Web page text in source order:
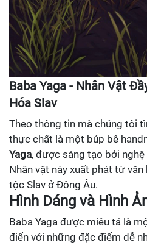
Baba Yaga - Nhân Vật
Hóa Slav
Theo thông tin mà chúng tôi
thực chất là một búp bê
Yaga, được sáng tạo bởi
Nhân vật này xuất phát từ
tộc Slav ở Đông Âu.
Hình Dáng và Hình
Baba Yaga được miêu tả là
điển với những đặc điểm dễ